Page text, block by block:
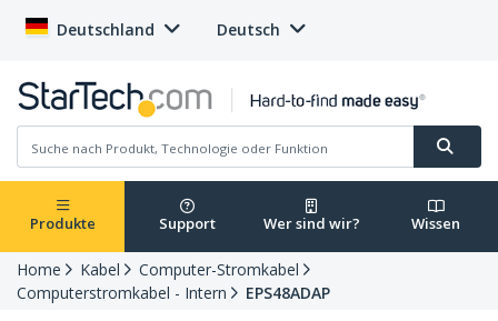
Deutschland Deutsch
Produkte Support Wer sind wir? Wissen
Home Kabel
Computer-Stromkabel
Computerstromkabel - Intern
EPS48ADAP